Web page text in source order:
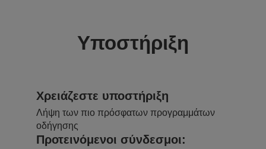
Υποστήριξη
Χρειάζεστε υποστήριξη
Λήψη των πιο πρόσφατων προγραμμάτων
οδήγησης
Προτεινόμενοι σύνδεσμοι: